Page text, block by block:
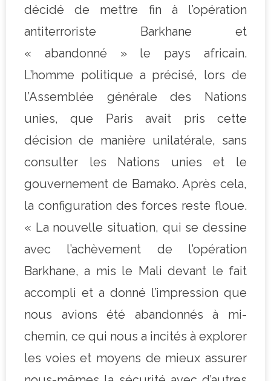
décidé de mettre fin à l’opération
antiterroriste Barkhane et
« abandonné » le pays africain.
L’homme politique a précisé, lors de
l’Assemblée générale des Nations
unies, que Paris avait pris cette
décision de manière unilatérale, sans
consulter les Nations unies et le
gouvernement de Bamako. Après cela,
la configuration des forces reste floue.
« La nouvelle situation, qui se dessine
avec l’achèvement de l’opération
Barkhane, a mis le Mali devant le fait
accompli et a donné l’impression que
nous avions été abandonnés à mi-
chemin, ce qui nous a incités à explorer
les voies et moyens de mieux assurer